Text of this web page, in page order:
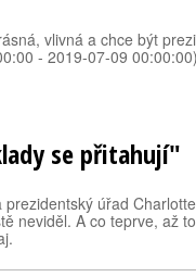
vlivná a chce být
- 2019-07-09
se přitahují"
úřad
neviděl. A co teprve, až